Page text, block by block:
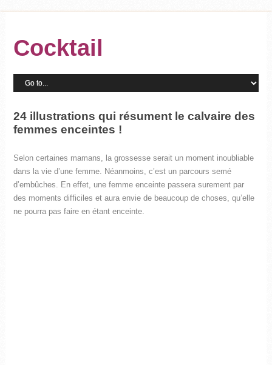
Cocktail
24 illustrations qui résument le calvaire des
femmes enceintes !
Selon certaines mamans, la grossesse serait un moment inoubliable
dans la vie d’une femme. Néanmoins, c’est un parcours semé
d’embûches. En effet, une femme enceinte passera surement par
des moments difficiles et aura envie de beaucoup de choses, qu’elle
ne pourra pas faire en étant enceinte.